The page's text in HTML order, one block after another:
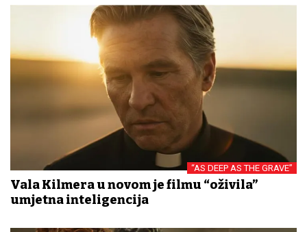
“AS DEEP AS THE GRAVE”
Vala Kilmera u novom je filmu “oživila”
umjetna inteligencija